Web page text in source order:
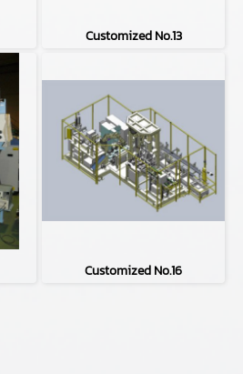
Customized No.13
Customized No.16